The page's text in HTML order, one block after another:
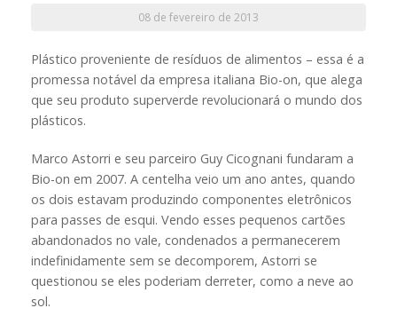
08 de fevereiro de 2013
Plástico proveniente de resíduos de alimentos – essa é a
promessa notável da empresa italiana Bio-on, que alega
que seu produto superverde revolucionará o mundo dos
plásticos.
Marco Astorri e seu parceiro Guy Cicognani fundaram a
Bio-on em 2007. A centelha veio um ano antes, quando
os dois estavam produzindo componentes eletrônicos
para passes de esqui. Vendo esses pequenos cartões
abandonados no vale, condenados a permanecerem
indefinidamente sem se decomporem, Astorri se
questionou se eles poderiam derreter, como a neve ao
sol.